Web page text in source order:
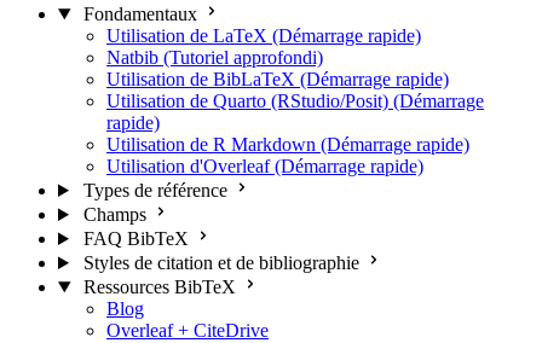
Fondamentaux
Utilisation de LaTeX (Démarrage rapide)
Natbib (Tutoriel approfondi)
Utilisation de BibLaTeX (Démarrage rapide)
Utilisation de Quarto (RStudio/Posit) (Démarrage
rapide)
Utilisation de R Markdown (Démarrage rapide)
Utilisation d'Overleaf (Démarrage rapide)
Types de référence
Champs
FAQ BibTeX
Styles de citation et de bibliographie
Ressources BibTeX
Blog
Overleaf + CiteDrive